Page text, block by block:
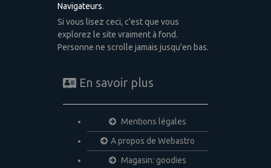
Navigateurs.
Si vous lisez ceci, c'est que vous
explorez le site vraiment à fond.
Personne ne scrolle jamais jusqu'en bas.
En savoir plus
Mentions légales
A propos de Webastro
Magasin: goodies